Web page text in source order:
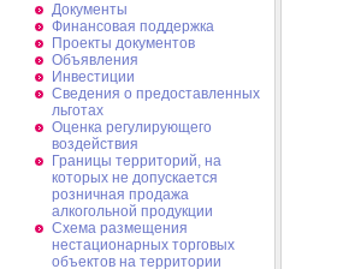
Документы
Финансовая поддержка
Проекты документов
Объявления
Инвестиции
Сведения о предоставленных
льготах
Оценка регулирующего
воздействия
Границы территорий, на
которых не допускается
розничная продажа
алкогольной продукции
Схема размещения
нестационарных торговых
объектов на территории